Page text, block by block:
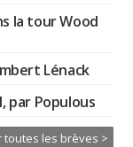
la tour Wood
Lénack
par Populous
toutes les brèves >